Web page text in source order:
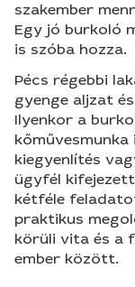
szakember
Egy jó burkoló
is szóba hozza.
Pécs régebbi
gyenge aljzat
Ilyenkor a
kőművesmunka
kiegyenlítés
ügyfél
kétféle
praktikus
körüli vita és a
ember között.